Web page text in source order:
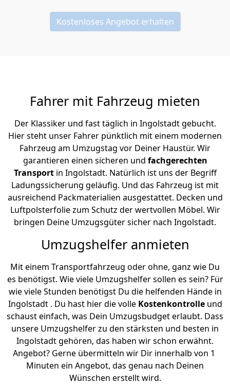
Kostenloses Angebot erhalten
Fahrer mit Fahrzeug mieten
Der Klassiker und fast täglich in Ingolstadt gebucht.
Hier steht unser Fahrer pünktlich mit einem modernen
Fahrzeug am Umzugstag vor Deiner Haustür. Wir
garantieren einen sicheren und fachgerechten
Transportin Ingolstadt. Natürlich ist uns der Begriff
Ladungssicherung geläufig. Und das Fahrzeug ist mit
ausreichend Packmaterialien ausgestattet. Decken und
Luftpolsterfolie zum Schutz der wertvollen Möbel. Wir
bringen Deine Umzugsgüter sicher nach Ingolstadt.
Umzugshelfer anmieten
Mit einem Transportfahrzeug oder ohne, ganz wie Du
es benötigst. Wie viele Umzugshelfer sollen es sein? Für
wie viele Stunden benötigst Du die helfenden Hände in
Ingolstadt . Du hast hier die volle Kostenkontrolleund
schaust einfach, was Dein Umzugsbudget erlaubt. Dass
unsere Umzugshelfer zu den stärksten und besten in
Ingolstadt gehören, das haben wir schon erwähnt.
Angebot? Gerne übermitteln wir Dir innerhalb von 1
Minuten ein Angebot, das genau nach Deinen
Wünschen erstellt wird.